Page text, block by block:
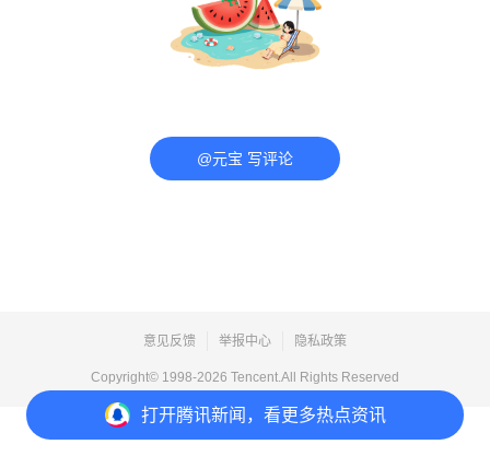
打开腾讯新闻，看更多热点资讯
@元宝 写评论
意见反馈 举报中心 隐私政策
Copyright© 1998-2026 Tencent.All Rights Reserved